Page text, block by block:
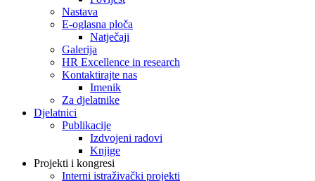
Nastava
E-oglasna ploča
Natječaji
Galerija
HR Excellence in research
Kontaktirajte nas
Imenik
Za djelatnike
Djelatnici
Publikacije
Izdvojeni radovi
Knjige
Projekti i kongresi
Interni istraživački projekti